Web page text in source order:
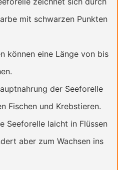
mit schwarzen Punkten
können eine Länge von bis
der Seeforelle
Fischen und Krebstieren.
Seeforelle laicht in Flüssen
aber zum Wachsen ins